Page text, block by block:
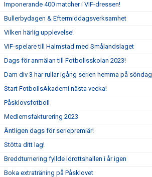
Imponerande 400 matcher i VIF-dressen!
Bullerbydagen & Eftermiddagsverksamhet
Vilken härlig upplevelse!
VIF-spelare till Halmstad med Smålandslaget
Dags för anmälan till Fotbollsskolan 2023!
Dam div 3 har rullar igång serien hemma på söndag
Start FotbollsAkademi nästa vecka!
Påsklovsfotboll
Medlemsfakturering 2023
Äntligen dags för seriepremiär!
Stötta ditt lag!
Breddturnering fyllde Idrottshallen i år igen
Boka extraträning på Påsklovet